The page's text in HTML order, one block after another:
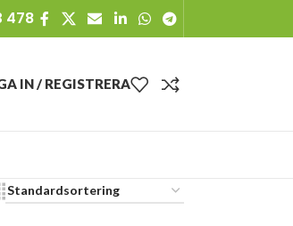
478
IN / REGISTRERA